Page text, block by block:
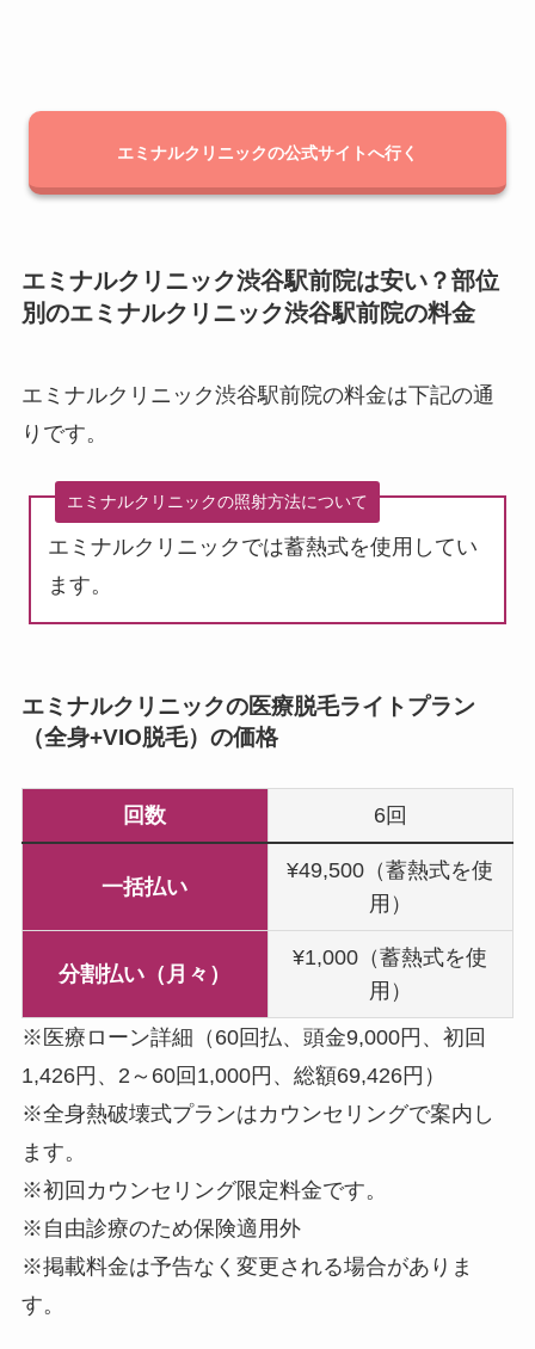
エミナルクリニックの公式サイトへ行く
エミナルクリニック渋谷駅前院は安い？部位
別のエミナルクリニック渋谷駅前院の料金
エミナルクリニック渋谷駅前院の料金は下記の通
りです。
エミナルクリニックの照射方法について
エミナルクリニックでは蓄熱式を使用してい
ます。
エミナルクリニックの医療脱毛ライトプラン
（全身+VIO脱毛）の価格
回数 6回
一括払い
¥49,500（蓄熱式を使
用）
分割払い（月々）
¥1,000（蓄熱式を使
用）
※医療ローン詳細（60回払、頭金9,000円、初回
1,426円、2～60回1,000円、総額69,426円）
※全身熱破壊式プランはカウンセリングで案内し
ます。
※初回カウンセリング限定料金です。
※自由診療のため保険適用外
※掲載料金は予告なく変更される場合がありま
す。